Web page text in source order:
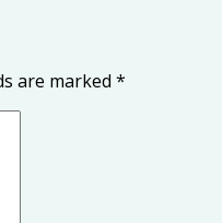
are marked *